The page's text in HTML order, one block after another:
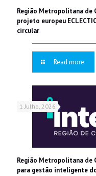
Região Metropolitana de
projeto europeu
circular
Read more
1 Julho, 2026
Região Metropolitana de
para gestão inteligente